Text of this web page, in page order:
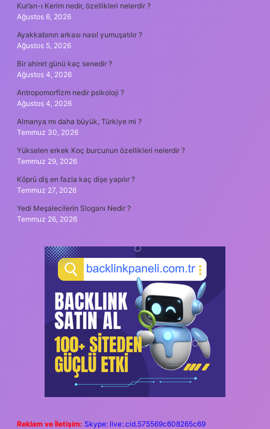
Kur’an-ı Kerim nedir, özellikleri nelerdir ?
Ağustos 6, 2026
Ayakkabının arkası nasıl yumuşatılır ?
Ağustos 5, 2026
Bir ahiret günü kaç senedir ?
Ağustos 4, 2026
Antropomorfizm nedir psikoloji ?
Ağustos 4, 2026
Almanya mı daha büyük, Türkiye mi ?
Temmuz 30, 2026
Yükselen erkek Koç burcunun özellikleri nelerdir ?
Temmuz 29, 2026
Köprü diş en fazla kaç dişe yapılır ?
Temmuz 27, 2026
Yedi Meşalecilerin Sloganı Nedir ?
Temmuz 26, 2026
Reklam ve İletişim: Skype: live:.cid.575569c608265c69